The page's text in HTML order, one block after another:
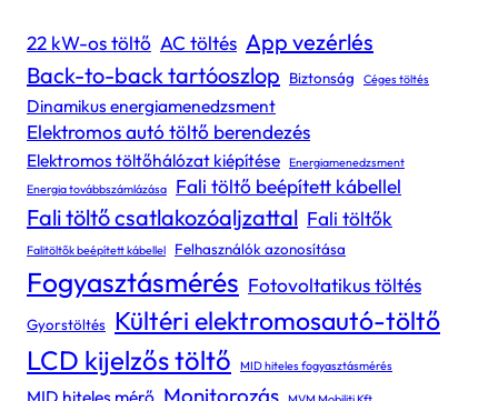
22 kW-os töltő AC töltés App vezérlés
Back-to-back tartóoszlop
Biztonság Céges töltés
Dinamikus energiamenedzsment
Elektromos autó töltő berendezés
Elektromos töltőhálózat kiépítése Energiamenedzsment
Energia továbbszámlázása
Fali töltő beépített kábellel
Fali töltő csatlakozóaljzattal Fali töltők
Falitöltők beépített kábellel Felhasználók azonosítása
Fogyasztásmérés Fotovoltatikus töltés
Gyorstöltés Kültéri elektromosautó-töltő
LCD kijelzős töltő MID hiteles fogyasztásmérés
MID hiteles mérő Monitorozás